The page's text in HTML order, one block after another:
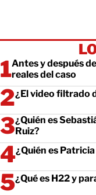
Antes y después
reales del caso
¿El video filtrado
¿Quién es
Ruiz?
¿Quién es
¿Qué es H22 y